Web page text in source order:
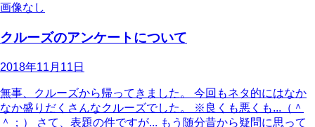
画像なし
クルーズのアンケートについて
2018年11月11日
無事、クルーズから帰ってきました。 今回もネタ的にはなか
なか盛りだくさんなクルーズでした。 ※良くも悪くも...（＾
＾；） さて、表題の件ですが... もう随分昔から疑問に思って